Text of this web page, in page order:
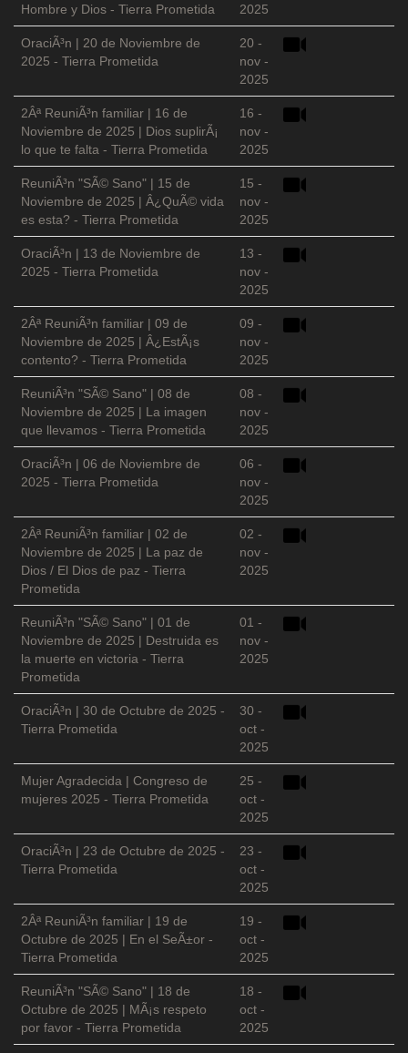
Hombre y Dios - Tierra Prometida
2025
OraciÃ³n | 20 de Noviembre de
2025 - Tierra Prometida
20 -
nov -
2025
2Âª ReuniÃ³n familiar | 16 de
Noviembre de 2025 | Dios suplirÃ¡
lo que te falta - Tierra Prometida
16 -
nov -
2025
ReuniÃ³n "SÃ© Sano" | 15 de
Noviembre de 2025 | Â¿QuÃ© vida
es esta? - Tierra Prometida
15 -
nov -
2025
OraciÃ³n | 13 de Noviembre de
2025 - Tierra Prometida
13 -
nov -
2025
2Âª ReuniÃ³n familiar | 09 de
Noviembre de 2025 | Â¿EstÃ¡s
contento? - Tierra Prometida
09 -
nov -
2025
ReuniÃ³n "SÃ© Sano" | 08 de
Noviembre de 2025 | La imagen
que llevamos - Tierra Prometida
08 -
nov -
2025
OraciÃ³n | 06 de Noviembre de
2025 - Tierra Prometida
06 -
nov -
2025
2Âª ReuniÃ³n familiar | 02 de
Noviembre de 2025 | La paz de
Dios / El Dios de paz - Tierra
Prometida
02 -
nov -
2025
ReuniÃ³n "SÃ© Sano" | 01 de
Noviembre de 2025 | Destruida es
la muerte en victoria - Tierra
Prometida
01 -
nov -
2025
OraciÃ³n | 30 de Octubre de 2025 -
Tierra Prometida
30 -
oct -
2025
Mujer Agradecida | Congreso de
mujeres 2025 - Tierra Prometida
25 -
oct -
2025
OraciÃ³n | 23 de Octubre de 2025 -
Tierra Prometida
23 -
oct -
2025
2Âª ReuniÃ³n familiar | 19 de
Octubre de 2025 | En el SeÃ±or -
Tierra Prometida
19 -
oct -
2025
ReuniÃ³n "SÃ© Sano" | 18 de
Octubre de 2025 | MÃ¡s respeto
por favor - Tierra Prometida
18 -
oct -
2025